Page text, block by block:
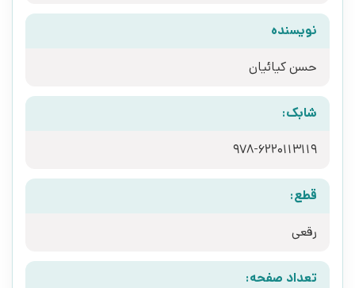
نویسنده
حسن کیائیان
شابک:
قطع:
رقعی
تعداد صفحه: